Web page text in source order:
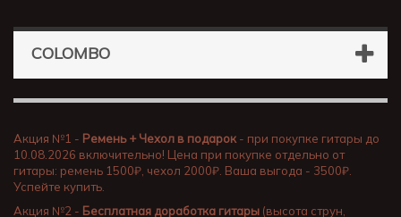
COLOMBO
Акция №1 - Ремень + Чехол в подарок - при покупке гитары до
10.08.2026 включительно! Цена при покупке отдельно от
гитары: ремень 1500₽, чехол 2000₽. Ваша выгода - 3500₽.
Успейте купить.
Акция №2 - Бесплатная доработка гитары (высота струн,